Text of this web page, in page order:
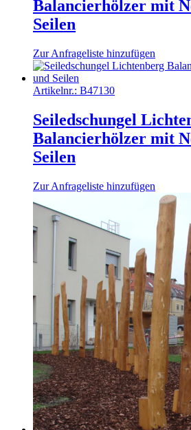
Balancierhölzer mit
Seilen
Zur Anfrageliste hinzufügen
Artikelnr.: B47130
Seiledschungel
Balancierhölzer mit
Seilen
Zur Anfrageliste hinzufügen